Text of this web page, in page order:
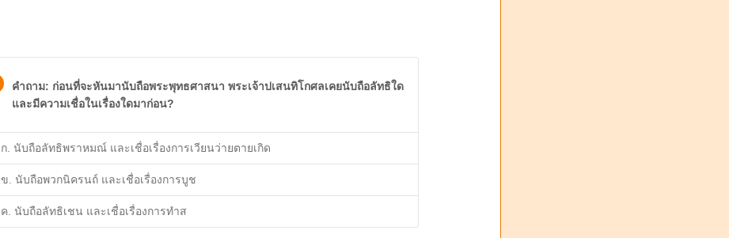
คำถาม: ก่อนที่จะหันมานับถือพระพุทธศาสนา พระเจ้าปเสนทิโกศลเคยนับถือลัทธิใด
และมีความเชื่อในเรื่องใดมาก่อน?
​ก. นับถือลัทธิพราหมณ์ และเชื่อเรื่องการเวียนว่ายตายเกิด
ข. นับถือพวกนิครนถ์ และเชื่อเรื่องการบูช
ค. นับถือลัทธิเชน และเชื่อเรื่องการทำส